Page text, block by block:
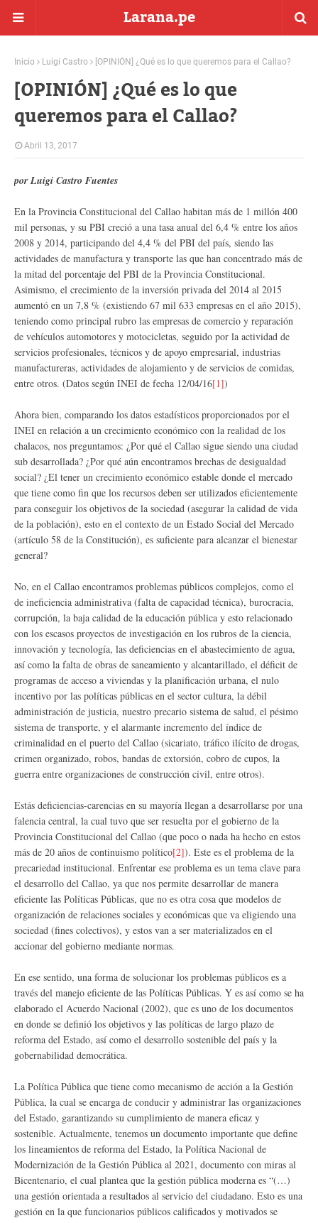
Larana.pe
Inicio Luigi Castro [OPINIÓN] ¿Qué es lo que queremos para el Callao?
[OPINIÓN] ¿Qué es lo que
queremos para el Callao?
Abril 13, 2017
por Luigi Castro Fuentes
En la Provincia Constitucional del Callao habitan más de 1 millón 400
mil personas, y su PBI creció a una tasa anual del 6,4 % entre los años
2008 y 2014, participando del 4,4 % del PBI del país, siendo las
actividades de manufactura y transporte las que han concentrado más de
la mitad del porcentaje del PBI de la Provincia Constitucional.
Asimismo, el crecimiento de la inversión privada del 2014 al 2015
aumentó en un 7,8 % (existiendo 67 mil 633 empresas en el año 2015),
teniendo como principal rubro las empresas de comercio y reparación
de vehículos automotores y motocicletas, seguido por la actividad de
servicios profesionales, técnicos y de apoyo empresarial, industrias
manufactureras, actividades de alojamiento y de servicios de comidas,
entre otros. (Datos según INEI de fecha 12/04/16[1])
Ahora bien, comparando los datos estadísticos proporcionados por el
INEI en relación a un crecimiento económico con la realidad de los
chalacos, nos preguntamos: ¿Por qué el Callao sigue siendo una ciudad
sub desarrollada? ¿Por qué aún encontramos brechas de desigualdad
social? ¿El tener un crecimiento económico estable donde el mercado
que tiene como fin que los recursos deben ser utilizados eficientemente
para conseguir los objetivos de la sociedad (asegurar la calidad de vida
de la población), esto en el contexto de un Estado Social del Mercado
(artículo 58 de la Constitución), es suficiente para alcanzar el bienestar
general?
No, en el Callao encontramos problemas públicos complejos, como el
de ineficiencia administrativa (falta de capacidad técnica), burocracia,
corrupción, la baja calidad de la educación pública y esto relacionado
con los escasos proyectos de investigación en los rubros de la ciencia,
innovación y tecnología, las deficiencias en el abastecimiento de agua,
así como la falta de obras de saneamiento y alcantarillado, el déficit de
programas de acceso a viviendas y la planificación urbana, el nulo
incentivo por las políticas públicas en el sector cultura, la débil
administración de justicia, nuestro precario sistema de salud, el pésimo
sistema de transporte, y el alarmante incremento del índice de
criminalidad en el puerto del Callao (sicariato, tráfico ilícito de drogas,
crimen organizado, robos, bandas de extorsión, cobro de cupos, la
guerra entre organizaciones de construcción civil, entre otros).
Estás deficiencias-carencias en su mayoría llegan a desarrollarse por una
falencia central, la cual tuvo que ser resuelta por el gobierno de la
Provincia Constitucional del Callao (que poco o nada ha hecho en estos
más de 20 años de continuismo político[2]). Este es el problema de la
precariedad institucional. Enfrentar ese problema es un tema clave para
el desarrollo del Callao, ya que nos permite desarrollar de manera
eficiente las Políticas Públicas, que no es otra cosa que modelos de
organización de relaciones sociales y económicas que va eligiendo una
sociedad (fines colectivos), y estos van a ser materializados en el
accionar del gobierno mediante normas.
En ese sentido, una forma de solucionar los problemas públicos es a
través del manejo eficiente de las Políticas Públicas. Y es así como se ha
elaborado el Acuerdo Nacional (2002), que es uno de los documentos
en donde se definió los objetivos y las políticas de largo plazo de
reforma del Estado, así como el desarrollo sostenible del país y la
gobernabilidad democrática.
La Política Pública que tiene como mecanismo de acción a la Gestión
Pública, la cual se encarga de conducir y administrar las organizaciones
del Estado, garantizando su cumplimiento de manera eficaz y
sostenible. Actualmente, tenemos un documento importante que define
los lineamientos de reforma del Estado, la Política Nacional de
Modernización de la Gestión Pública al 2021, documento con miras al
Bicentenario, el cual plantea que la gestión pública moderna es “(…)
una gestión orientada a resultados al servicio del ciudadano. Esto es una
gestión en la que funcionarios públicos calificados y motivados se